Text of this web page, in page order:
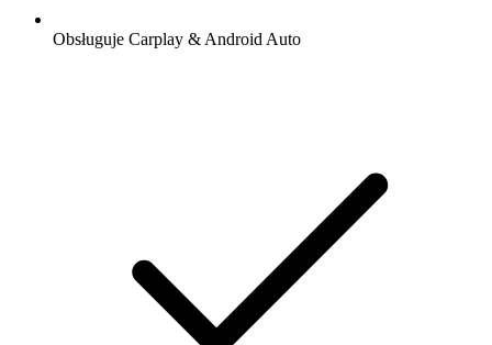
Obsługuje Carplay & Android Auto